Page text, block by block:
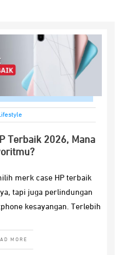
Terbaik 2026, Mana
merk case HP terbaik
tapi juga perlindungan
kesayangan. Terlebih
MORE